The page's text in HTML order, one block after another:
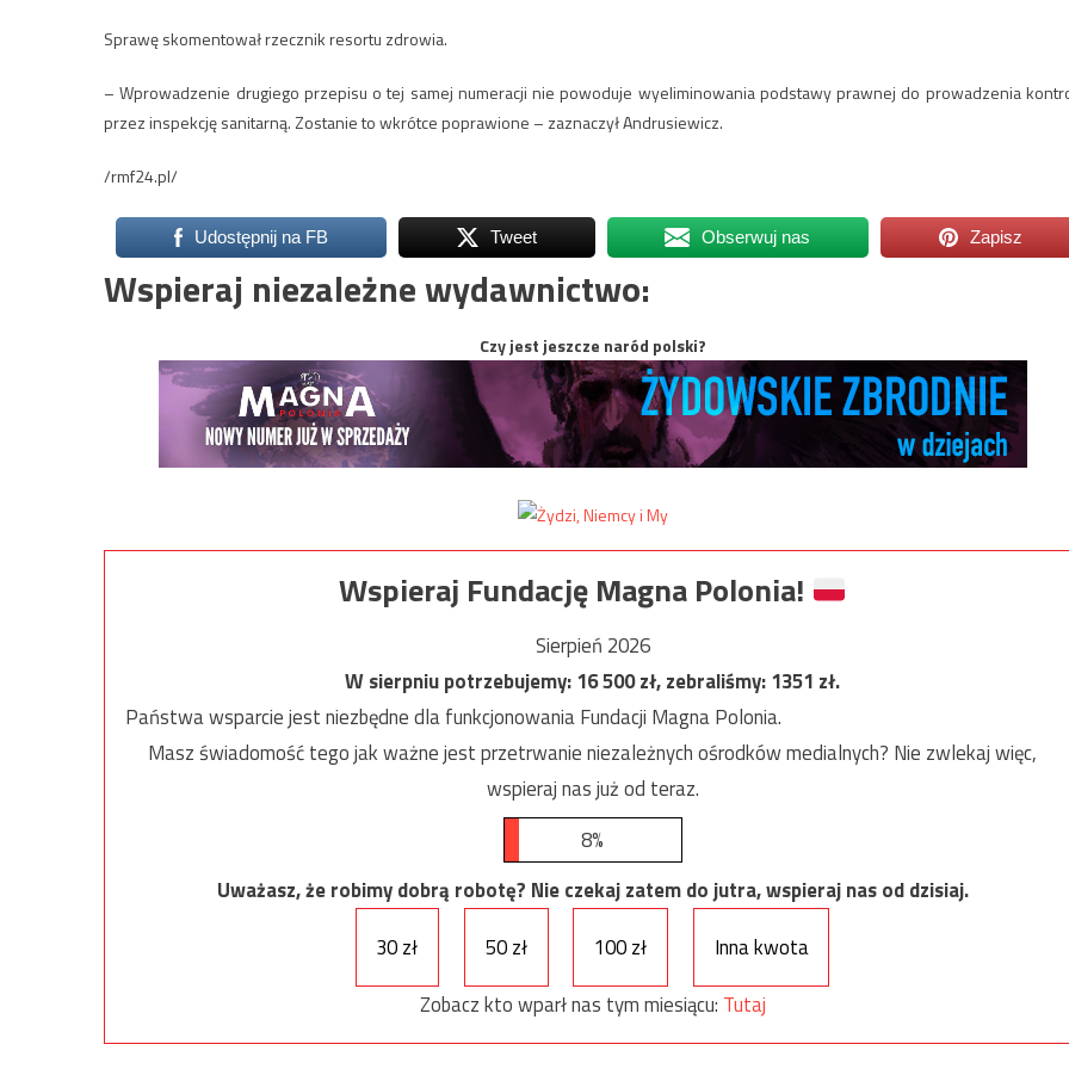
Sprawę skomentował rzecznik resortu zdrowia.
– Wprowadzenie drugiego przepisu o tej samej numeracji nie powoduje wyeliminowania podstawy prawnej do prowadzenia
przez inspekcję sanitarną. Zostanie to wkrótce poprawione – zaznaczył Andrusiewicz.
/rmf24.pl/
Udostępnij na FB Tweet Obserwuj nas Zapisz
Wspieraj niezależne wydawnictwo:
Czy jest jeszcze naród polski?
Wspieraj Fundację Magna Polonia!
Sierpień 2026
W sierpniu potrzebujemy:16 500zł, zebraliśmy:1351 zł.
Państwa wsparcie jest niezbędne dla funkcjonowania Fundacji Magna Polonia.
Masz świadomość tego jak ważne jest przetrwanie niezależnych ośrodków medialnych? Nie zwlekaj więc,
wspieraj nas już od teraz.
8%
Uważasz, że robimy dobrą robotę? Nie czekaj zatem do jutra, wspieraj nas od dzisiaj.
30 zł
50 zł 100 zł
Inna kwota
Zobacz kto wparł nas tym miesiącu: Tutaj